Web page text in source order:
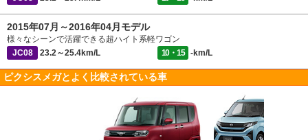
2015年07月～2016年04月モデル
様々なシーンで活躍できる超ハイト系軽ワゴン
JC08
23.2～25.4km/L 10・15 -km/L
ピクシスメガとよく比較されている車